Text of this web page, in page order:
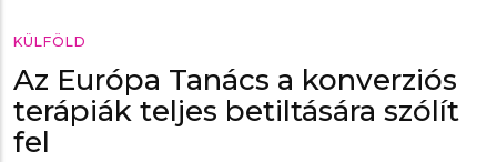
KÜLFÖLD
Az Európa Tanács a konverziós
terápiák teljes betiltására szólít
fel